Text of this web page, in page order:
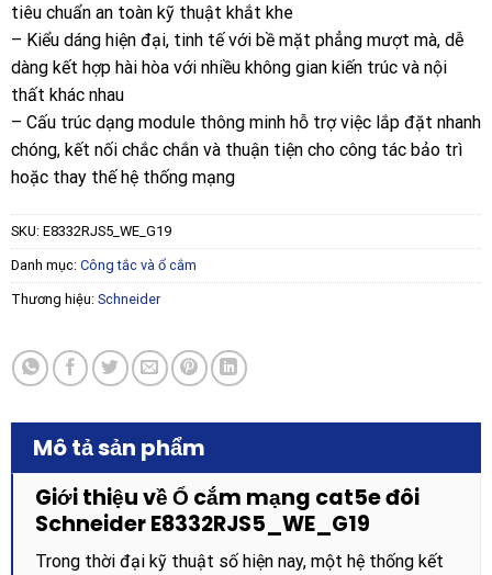
tiêu chuẩn an toàn kỹ thuật khắt khe
– Kiểu dáng hiện đại, tinh tế với bề mặt phẳng mượt mà, dễ
dàng kết hợp hài hòa với nhiều không gian kiến trúc và nội
thất khác nhau
– Cấu trúc dạng module thông minh hỗ trợ việc lắp đặt nhanh
chóng, kết nối chắc chắn và thuận tiện cho công tác bảo trì
hoặc thay thế hệ thống mạng
SKU: E8332RJS5_WE_G19
Danh mục: Công tắc và ổ cắm
Thương hiệu: Schneider
Mô tả sản phẩm
Giới thiệu về Ổ cắm mạng cat5e đôi
Schneider E8332RJS5_WE_G19
Trong thời đại kỹ thuật số hiện nay, một hệ thống kết